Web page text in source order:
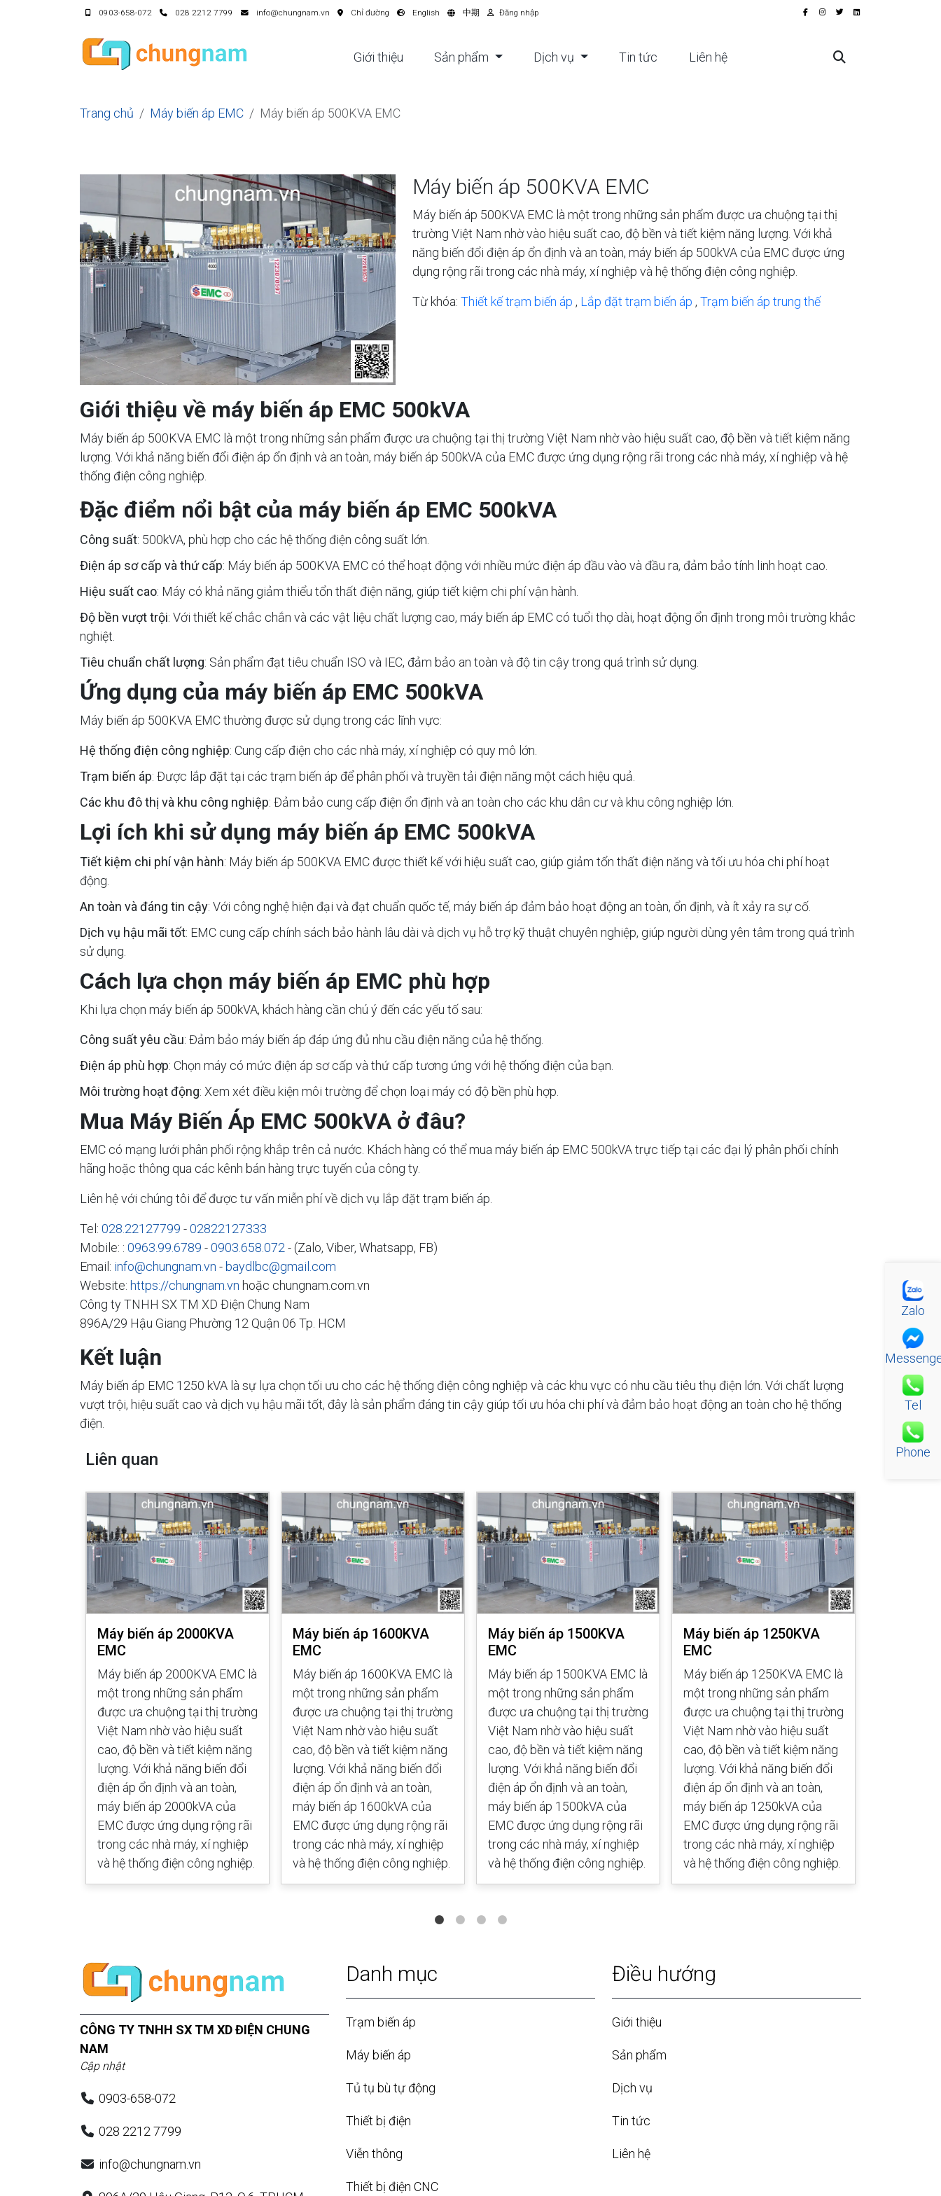
0903-658-072 028 2212 7799 info@chungnam.vn Chỉ đường English 中期 Đăng nhập
Giới thiệu Sản phẩm Dịch vụ Tin tức Liên hệ
Trang chủ Máy biến áp EMC Máy biến áp 500KVA EMC
Máy biến áp 500KVA EMC
Máy biến áp 500KVA EMC là một trong những sản phẩm được ưa chuộng tại thị
trường Việt Nam nhờ vào hiệu suất cao, độ bền và tiết kiệm năng lượng. Với khả
năng biến đổi điện áp ổn định và an toàn, máy biến áp 500kVA của EMC được ứng
dụng rộng rãi trong các nhà máy, xí nghiệp và hệ thống điện công nghiệp.
Từ khóa: Thiết kế trạm biến áp , Lắp đặt trạm biến áp , Trạm biến áp trung thế
Giới thiệu về máy biến áp EMC 500kVA
Máy biến áp 500KVA EMC là một trong những sản phẩm được ưa chuộng tại thị trường Việt Nam nhờ vào hiệu suất cao, độ bền và tiết kiệm năng
lượng. Với khả năng biến đổi điện áp ổn định và an toàn, máy biến áp 500kVA của EMC được ứng dụng rộng rãi trong các nhà máy, xí nghiệp và hệ
thống điện công nghiệp.
Đặc điểm nổi bật của máy biến áp EMC 500kVA
Công suất: 500kVA, phù hợp cho các hệ thống điện công suất lớn.
Điện áp sơ cấp và thứ cấp: Máy biến áp 500KVA EMC có thể hoạt động với nhiều mức điện áp đầu vào và đầu ra, đảm bảo tính linh hoạt cao.
Hiệu suất cao: Máy có khả năng giảm thiểu tổn thất điện năng, giúp tiết kiệm chi phí vận hành.
Độ bền vượt trội: Với thiết kế chắc chắn và các vật liệu chất lượng cao, máy biến áp EMC có tuổi thọ dài, hoạt động ổn định trong môi trường khắc
nghiệt.
Tiêu chuẩn chất lượng: Sản phẩm đạt tiêu chuẩn ISO và IEC, đảm bảo an toàn và độ tin cậy trong quá trình sử dụng.
Ứng dụng của máy biến áp EMC 500kVA
Máy biến áp 500KVA EMC thường được sử dụng trong các lĩnh vực:
Hệ thống điện công nghiệp: Cung cấp điện cho các nhà máy, xí nghiệp có quy mô lớn.
Trạm biến áp: Được lắp đặt tại các trạm biến áp để phân phối và truyền tải điện năng một cách hiệu quả.
Các khu đô thị và khu công nghiệp: Đảm bảo cung cấp điện ổn định và an toàn cho các khu dân cư và khu công nghiệp lớn.
Lợi ích khi sử dụng máy biến áp EMC 500kVA
Tiết kiệm chi phí vận hành: Máy biến áp 500KVA EMC được thiết kế với hiệu suất cao, giúp giảm tổn thất điện năng và tối ưu hóa chi phí hoạt
động.
An toàn và đáng tin cậy: Với công nghệ hiện đại và đạt chuẩn quốc tế, máy biến áp đảm bảo hoạt động an toàn, ổn định, và ít xảy ra sự cố.
Dịch vụ hậu mãi tốt: EMC cung cấp chính sách bảo hành lâu dài và dịch vụ hỗ trợ kỹ thuật chuyên nghiệp, giúp người dùng yên tâm trong quá trình
sử dụng.
Cách lựa chọn máy biến áp EMC phù hợp
Khi lựa chọn máy biến áp 500kVA, khách hàng cần chú ý đến các yếu tố sau:
Công suất yêu cầu: Đảm bảo máy biến áp đáp ứng đủ nhu cầu điện năng của hệ thống.
Điện áp phù hợp: Chọn máy có mức điện áp sơ cấp và thứ cấp tương ứng với hệ thống điện của bạn.
Môi trường hoạt động: Xem xét điều kiện môi trường để chọn loại máy có độ bền phù hợp.
Mua Máy Biến Áp EMC 500kVA ở đâu?
EMC có mạng lưới phân phối rộng khắp trên cả nước. Khách hàng có thể mua máy biến áp EMC 500kVA trực tiếp tại các đại lý phân phối chính
hãng hoặc thông qua các kênh bán hàng trực tuyến của công ty.
Liên hệ với chúng tôi để được tư vấn miễn phí về dịch vụ lắp đặt trạm biến áp.
Tel: 028.22127799 -02822127333
Mobile: : 0963.99.6789 -0903.658.072 - (Zalo, Viber, Whatsapp, FB)
Email: info@chungnam.vn -baydlbc@gmail.com
Website: https://chungnam.vn hoặc chungnam.com.vn
Công ty TNHH SX TM XD Điện Chung Nam
896A/29 Hậu Giang Phường 12 Quận 06 Tp. HCM
Kết luận
Máy biến áp EMC 1250 kVA là sự lựa chọn tối ưu cho các hệ thống điện công nghiệp và các khu vực có nhu cầu tiêu thụ điện lớn. Với chất lượng
vượt trội, hiệu suất cao và dịch vụ hậu mãi tốt, đây là sản phẩm đáng tin cậy giúp tối ưu hóa chi phí và đảm bảo hoạt động an toàn cho hệ thống
điện.
Liên quan
Máy biến áp 2000KVA
EMC
Máy biến áp 2000KVA EMC là
một trong những sản phẩm
được ưa chuộng tại thị trường
Việt Nam nhờ vào hiệu suất
cao, độ bền và tiết kiệm năng
lượng. Với khả năng biến đổi
điện áp ổn định và an toàn,
máy biến áp 2000kVA của
EMC được ứng dụng rộng rãi
trong các nhà máy, xí nghiệp
và hệ thống điện công nghiệp.
Máy biến áp 1600KVA
EMC
Máy biến áp 1600KVA EMC là
một trong những sản phẩm
được ưa chuộng tại thị trường
Việt Nam nhờ vào hiệu suất
cao, độ bền và tiết kiệm năng
lượng. Với khả năng biến đổi
điện áp ổn định và an toàn,
máy biến áp 1600kVA của
EMC được ứng dụng rộng rãi
trong các nhà máy, xí nghiệp
và hệ thống điện công nghiệp.
Máy biến áp 1500KVA
EMC
Máy biến áp 1500KVA EMC là
một trong những sản phẩm
được ưa chuộng tại thị trường
Việt Nam nhờ vào hiệu suất
cao, độ bền và tiết kiệm năng
lượng. Với khả năng biến đổi
điện áp ổn định và an toàn,
máy biến áp 1500kVA của
EMC được ứng dụng rộng rãi
trong các nhà máy, xí nghiệp
và hệ thống điện công nghiệp.
Máy biến áp 1250KVA
EMC
Máy biến áp 1250KVA EMC là
một trong những sản phẩm
được ưa chuộng tại thị trường
Việt Nam nhờ vào hiệu suất
cao, độ bền và tiết kiệm năng
lượng. Với khả năng biến đổi
điện áp ổn định và an toàn,
máy biến áp 1250kVA của
EMC được ứng dụng rộng rãi
trong các nhà máy, xí nghiệp
và hệ thống điện công nghiệp.
CÔNG TY TNHH SX TM XD ĐIỆN CHUNG
NAM
Cập nhật
0903-658-072
028 2212 7799
info@chungnam.vn
Danh mục
Trạm biến áp
Máy biến áp
Tủ tụ bù tự động
Thiết bị điện
Viễn thông
Thiết bị điện CNC
Điều hướng
Giới thiệu
Sản phẩm
Dịch vụ
Tin tức
Liên hệ
Zalo
Tel
Phone